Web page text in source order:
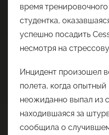
время тренировочного
студентка,
успешно посадить
несмотря на
Инцидент произошел
полета, когда
неожиданно выпал из
находившаяся за
сообщила о